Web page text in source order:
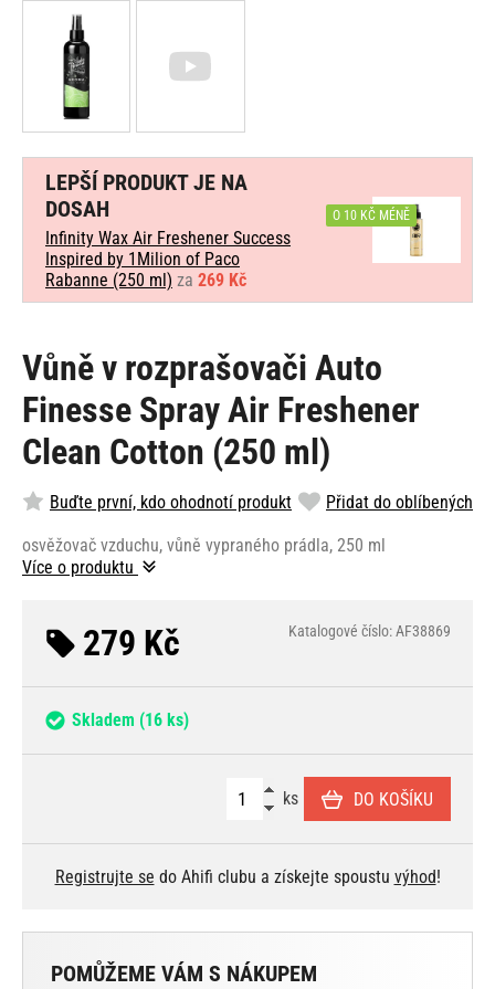
Vůně v rozprašovači Auto
Finesse Spray Air Freshener
Clean Cotton (250 ml)
Buďte první, kdo ohodnotí produkt Přidat do oblíbených
osvěžovač vzduchu, vůně vypraného prádla, 250 ml
Více o produktu
279 Kč Katalogové číslo: AF38869
Skladem (16 ks)
ks DO KOŠÍKU
Registrujte se do Ahifi clubu a získejte spoustu výhod!
POMŮŽEME VÁM S NÁKUPEM
LEPŠÍ PRODUKT JE NA
DOSAH
Infinity Wax Air Freshener Success
Inspired by 1Milion of Paco
Rabanne (250 ml) za 269 Kč
O 10 KČ MÉNĚ